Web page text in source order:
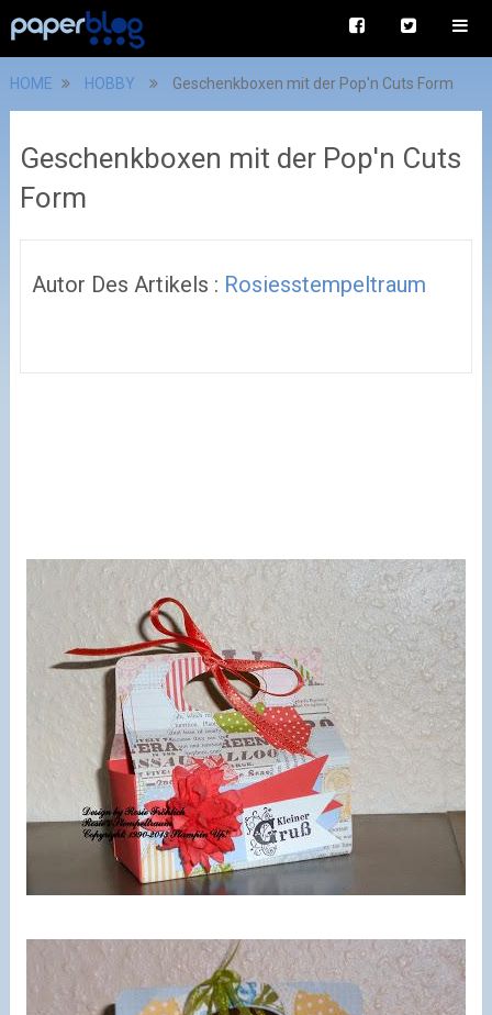
HOME HOBBY Geschenkboxen mit der Pop'n Cuts Form
Geschenkboxen mit der Pop'n Cuts
Form
Autor Des Artikels : Rosiesstempeltraum